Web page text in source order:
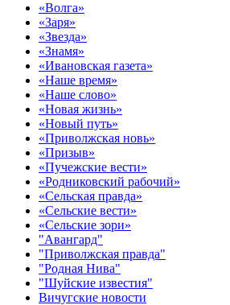
«Волга»
«Заря»
«Звезда»
«Знамя»
«Ивановская газета»
«Наше время»
«Наше слово»
«Новая жизнь»
«Новый путь»
«Приволжская новь»
«Призыв»
«Пучежские вести»
«Родниковский рабочий»
«Сельская правда»
«Сельские вести»
«Сельские зори»
"Авангард"
"Приволжская правда"
"Родная Нива"
"Шуйские известия"
Вичугские новости